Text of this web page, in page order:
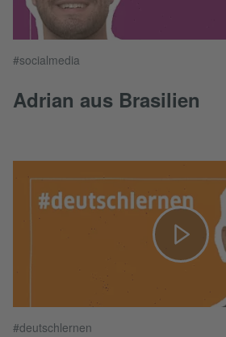
#socialmedia
Adrian aus Brasilien
#deutschlernen